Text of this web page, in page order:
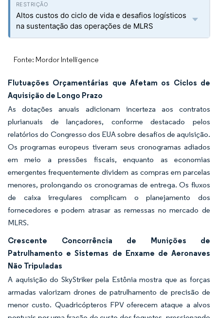
Altos custos do ciclo de vida e desafios logísticos
na sustentação das operações de MLRS
Fonte: Mordor Intelligence
Flutuações Orçamentárias que Afetam os Ciclos de
Aquisição de Longo Prazo
As dotações anuais adicionam incerteza aos contratos
plurianuais de lançadores, conforme destacado pelos
relatórios do Congresso dos EUA sobre desafios de aquisição.
Os programas europeus tiveram seus cronogramas adiados
em meio a pressões fiscais, enquanto as economias
emergentes frequentemente dividem as compras em parcelas
menores, prolongando os cronogramas de entrega. Os fluxos
de caixa irregulares complicam o planejamento dos
fornecedores e podem atrasar as remessas no mercado de
MLRS.
Crescente Concorrência de Munições de
Patrulhamento e Sistemas de Enxame de Aeronaves
Não Tripuladas
A aquisição do SkyStriker pela Estônia mostra que as forças
armadas valorizam drones de patrulhamento de precisão de
menor custo. Quadricópteros FPV oferecem ataque a alvos